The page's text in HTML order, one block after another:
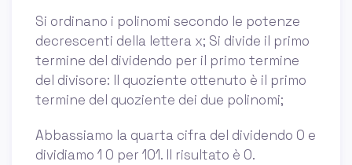
Si ordinano i polinomi secondo le potenze
decrescenti della lettera x; Si divide il primo
termine del dividendo per il primo termine
del divisore: Il quoziente ottenuto è il primo
termine del quoziente dei due polinomi;
Abbassiamo la quarta cifra del dividendo 0 e
dividiamo 1 0 per 101. Il risultato è 0.